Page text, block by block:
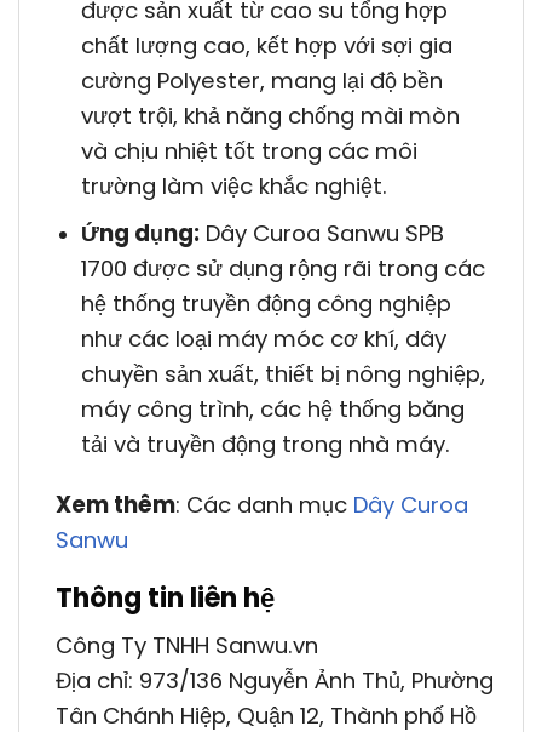
được sản xuất từ cao su tổng hợp
chất lượng cao, kết hợp với sợi gia
cường Polyester, mang lại độ bền
vượt trội, khả năng chống mài mòn
và chịu nhiệt tốt trong các môi
trường làm việc khắc nghiệt.
Ứng dụng:Dây Curoa Sanwu SPB
1700 được sử dụng rộng rãi trong các
hệ thống truyền động công nghiệp
như các loại máy móc cơ khí, dây
chuyền sản xuất, thiết bị nông nghiệp,
máy công trình, các hệ thống băng
tải và truyền động trong nhà máy.
Xem thêm: Các danh mục Dây Curoa
Sanwu
Thông tin liên hệ
Công Ty TNHH Sanwu.vn
Địa chỉ: 973/136 Nguyễn Ảnh Thủ, Phường
Tân Chánh Hiệp, Quận 12, Thành phố Hồ